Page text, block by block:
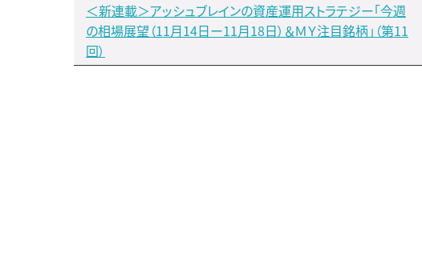
＜新連載＞アッシュブレインの資産運用ストラテジー「今週
の相場展望（11月14日ー11月18日）＆ＭＹ注目銘柄」（第11
回）